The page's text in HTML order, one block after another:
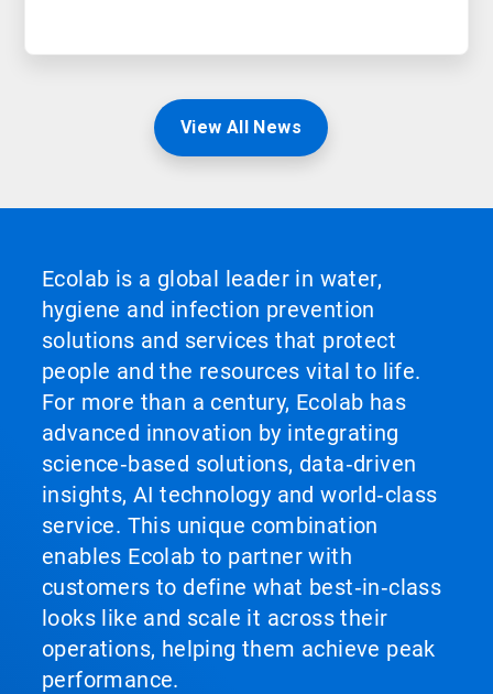
View All News
Ecolab is a global leader in water,
hygiene and infection prevention
solutions and services that protect
people and the resources vital to life.
For more than a century, Ecolab has
advanced innovation by integrating
science‑based solutions, data‑driven
insights, AI technology and world‑class
service. This unique combination
enables Ecolab to partner with
customers to define what best‑in‑class
looks like and scale it across their
operations, helping them achieve peak
performance.